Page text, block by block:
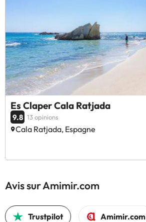
Es Claper Cala Ratjada
9.8 13 opinions
Cala Ratjada, Espagne
Avis sur Amimir.com
Trustpilot Amimir.com